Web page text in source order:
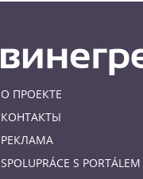
О ПРОЕКТЕ
КОНТАКТЫ
РЕКЛАМА
SPOLUPRÁCE S PORTÁLEM